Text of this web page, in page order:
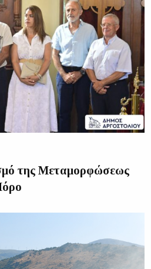
της Μεταμορφώσεως